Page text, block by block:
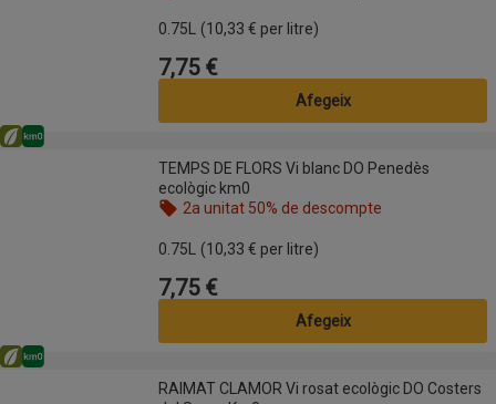
0.75L (10,33 € per litre)
Preu
7,75 €
Afegeix
TEMPS DE FLORS Vi blanc DO Penedès ecològic km0
Eco
Km0
TEMPS DE FLORS Vi blanc DO Penedès
ecològic km0
2a unitat 50% de descompte
0.75L
(10,33 € per litre)
Preu
7,75 €
Afegeix
RAIMAT CLAMOR Vi rosat ecològic DO Costers del Segre Km0
Eco
Km0
RAIMAT CLAMOR Vi rosat ecològic DO Costers